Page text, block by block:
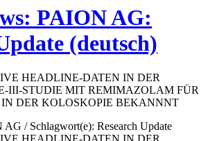
PAION AG:
(deutsch)
HEADLINE-DATEN IN DER
III-STUDIE MIT REMIMAZOLAM FÜR
DER KOLOSKOPIE BEKANNNT
/ Schlagwort(e): Research Update
HEADLINE-DATEN IN DER